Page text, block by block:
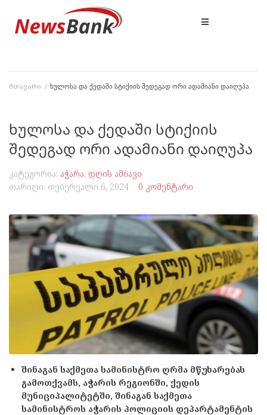
მთავარი / ხულოსა და ქედაში სტიქიის შედეგად ორი ადამიანი დაიღუპა
ხულოსა და ქედაში სტიქიის
შედეგად ორი ადამიანი დაიღუპა
კატეგორია: აჭარა, დღის ამბავი
თარიღი: თებერვალი 6, 2024 0 კომენტარი
შინაგან საქმეთა სამინისტრო ღრმა მწუხარებას
გამოთქვამს, აჭარის რეგიონში, ქედის
მუნიციპალიტეტში, შინაგან საქმეთა
სამინისტროს აჭარის პოლიციის დეპარტამენტის